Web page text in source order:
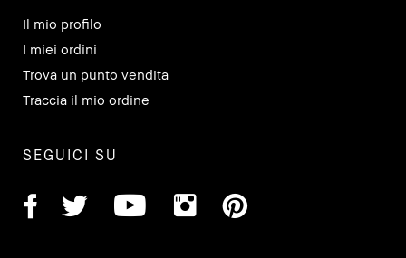
Il mio profilo
I miei ordini
Trova un punto vendita
Traccia il mio ordine
SEGUICI SU